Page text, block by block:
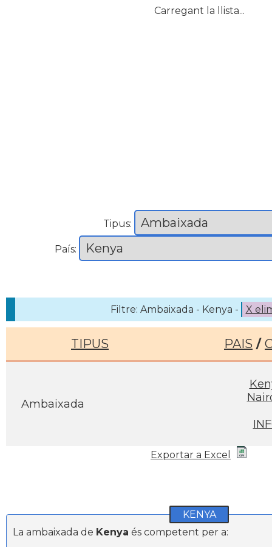
Carregant la llista...
Tipus:
País:
Filtre: Ambaixada - Kenya - X
TIPUS PAIS /
Ambaixada
Exportar a Excel
KENYA
La ambaixada de Kenya és competent per a: